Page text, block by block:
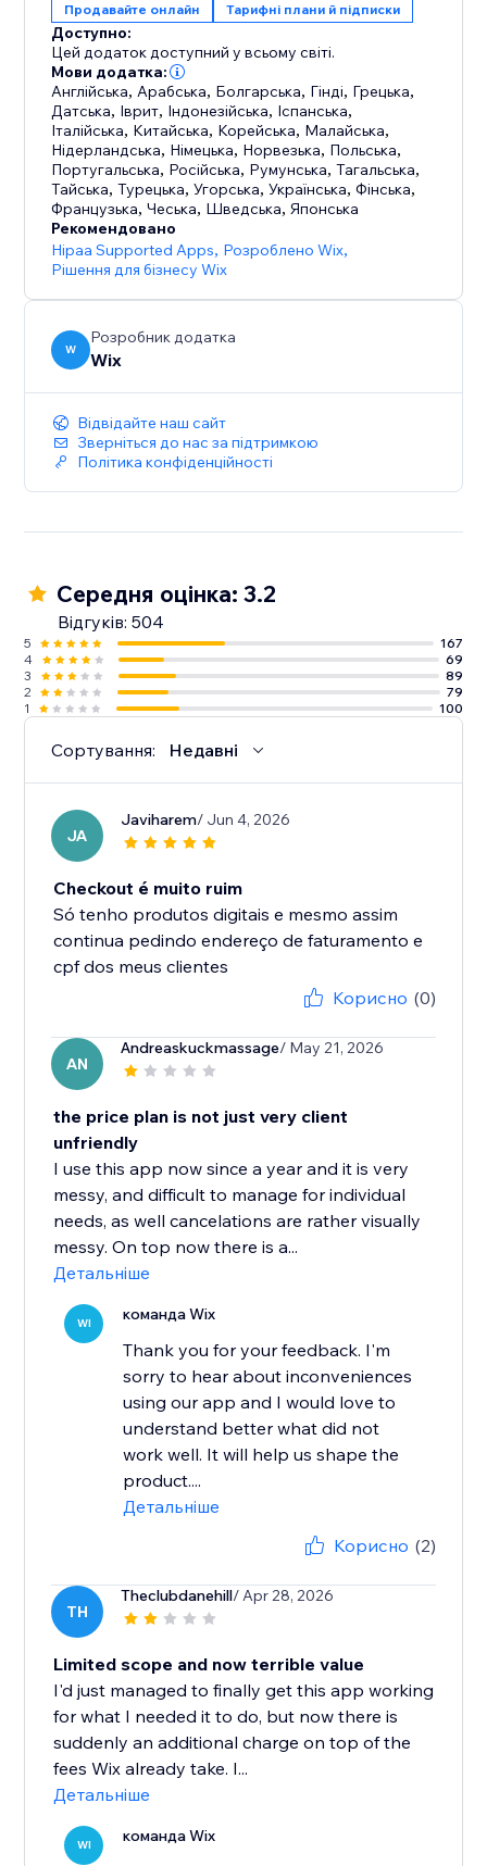
Продавайте онлайн Тарифні плани й підписки
Доступно:
Цей додаток доступний у всьому світі.
Мови додатка:
Англійська, Арабська, Болгарська, Гінді, Грецька,
Датська, Іврит, Індонезійська, Іспанська,
Італійська, Китайська, Корейська, Малайська,
Нідерландська, Німецька, Норвезька, Польська,
Португальська, Російська, Румунська,Тагальська,
Тайська,Турецька,Угорська,Українська,Фінська,
Французька,Чеська, Шведська,Японська
Рекомендовано
Hipaa Supported Apps, Розроблено Wix,
Рішення для бізнесу Wix
W
Розробник додатка
Wix
Відвідайте наш сайт
Зверніться до нас за підтримкою
Політика конфіденційності
Середня оцінка: 3.2
Відгуків: 504
5
167
4
69
3
89
2
79
1
100
Сортування: Недавні
JA
Javiharem/ Jun 4, 2026
Checkout é muito ruim
Só tenho produtos digitais e mesmo assim
continua pedindo endereço de faturamento e
cpf dos meus clientes
Корисно (0)
AN
Andreaskuckmassage/ May 21, 2026
the price plan is not just very client
unfriendly
I use this app now since a year and it is very
messy, and difficult to manage for individual
needs, as well cancelations are rather visually
messy. On top now there is a...
Детальніше
WI команда Wix
Thank you for your feedback. I'm
sorry to hear about inconveniences
using our app and I would love to
understand better what did not
work well. It will help us shape the
product....
Детальніше
Корисно (2)
TH
Theclubdanehill/ Apr 28, 2026
Limited scope and now terrible value
I'd just managed to finally get this app working
for what I needed it to do, but now there is
suddenly an additional charge on top of the
fees Wix already take. I...
Детальніше
WI команда Wix